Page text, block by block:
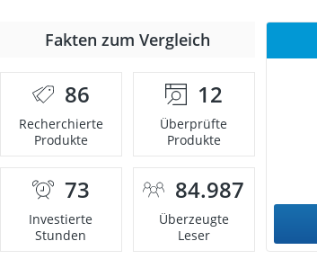
Fakten zum Vergleich
86
Recherchierte
Produkte
12
Überprüfte
Produkte
73
Investierte
Stunden
84.987
Überzeugte
Leser